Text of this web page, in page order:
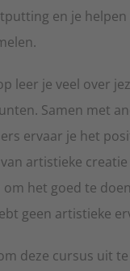
en je
leer je veel over
Samen met
ervaar je het
artistieke
om het goed te
geen artistieke
deze cursus uit